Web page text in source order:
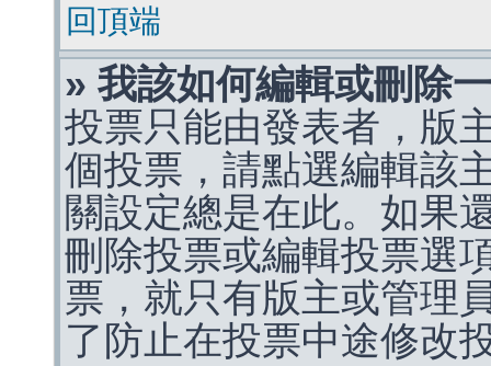
回頂端
» 我該如何編輯或刪除
投票只能由發表者，版
個投票，請點選編輯該
關設定總是在此。如果
刪除投票或編輯投票選
票，就只有版主或管理
了防止在投票中途修改